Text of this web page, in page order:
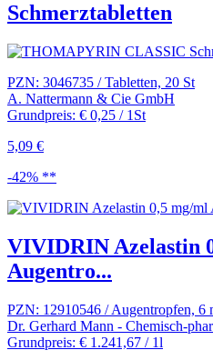
Schmerztabletten
PZN: 3046735 / Tabletten, 20 St
A. Nattermann & Cie GmbH
Grundpreis: € 0,25 / 1St
5,09 €
-42% **
VIVIDRIN Azelastin
Augentro...
PZN: 12910546 / Augentropfen, 6
Dr. Gerhard Mann - Chemisch-
Grundpreis: € 1.241,67 / 1l